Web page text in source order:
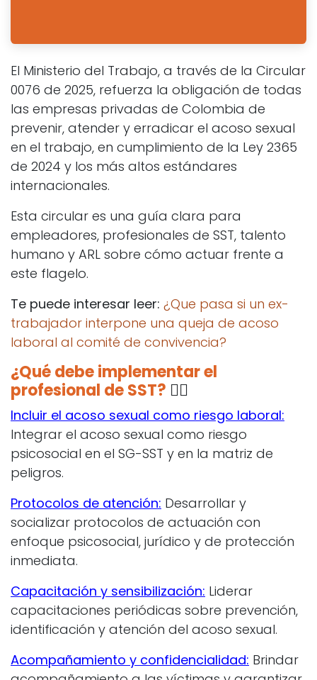
El Ministerio del Trabajo, a través de la Circular
0076 de 2025, refuerza la obligación de todas
las empresas privadas de Colombia de
prevenir, atender y erradicar el acoso sexual
en el trabajo, en cumplimiento de la Ley 2365
de 2024 y los más altos estándares
internacionales.
Esta circular es una guía clara para
empleadores, profesionales de SST, talento
humano y ARL sobre cómo actuar frente a
este flagelo.
Te puede interesar leer: ¿Que pasa si un ex-
trabajador interpone una queja de acoso
laboral al comité de convivencia?
¿Qué debe implementar el
profesional de SST? 👷‍♀️
Incluir el acoso sexual como riesgo laboral:
Integrar el acoso sexual como riesgo
psicosocial en el SG-SST y en la matriz de
peligros.
Protocolos de atención: Desarrollar y
socializar protocolos de actuación con
enfoque psicosocial, jurídico y de protección
inmediata.
Capacitación y sensibilización: Liderar
capacitaciones periódicas sobre prevención,
identificación y atención del acoso sexual.
Acompañamiento y confidencialidad: Brindar